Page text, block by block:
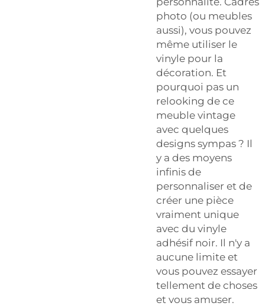
photo (ou meubles
aussi), vous pouvez
même utiliser le
vinyle pour la
décoration. Et
pourquoi pas un
relooking de ce
meuble vintage
avec quelques
designs sympas ? Il
y a des moyens
infinis de
personnaliser et de
créer une pièce
vraiment unique
avec du vinyle
adhésif noir. Il n'y a
aucune limite et
vous pouvez essayer
tellement de choses
et vous amuser.